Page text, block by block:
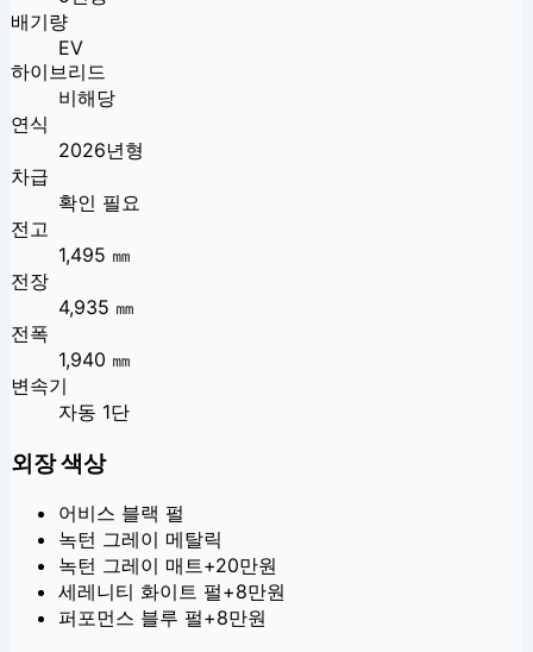
배기량
EV
하이브리드
비해당
연식
2026년형
차급
확인 필요
전고
1,495 ㎜
전장
4,935 ㎜
전폭
1,940 ㎜
변속기
자동 1단
외장 색상
어비스 블랙 펄
녹턴 그레이 메탈릭
녹턴 그레이 매트+20만원
세레니티 화이트 펄+8만원
퍼포먼스 블루 펄+8만원